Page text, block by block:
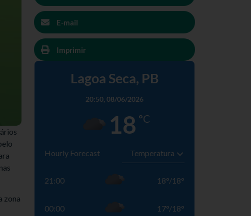
zona
E-mail
Imprimir
Lagoa Seca, PB
20:50, 08/06/2026
18 °C
Hourly Forecast
21:00 18°/18°
00:00 17°/18°